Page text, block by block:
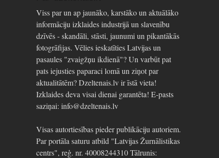
Viss par un ap jaunāko, karstāko un aktuālāko
informāciju izklaides industrijā un slavenību
dzīvēs - skandāli, stāsti, jaunumi un pikantākās
fotogrāfijas. Vēlies ieskatīties Latvijas un
pasaules "zvaigžņu ikdienā"? Un varbūt pat
pats iejusties paparaci lomā un ziņot par
aktualitātēm? Dzeltenais.lv ir īstā vieta!
Izklaides deva visai dienai garantēta! E-pasts
saziņai: info@dzeltenais.lv
Visas autortiesības pieder publikāciju autoriem.
Par portāla saturu atbild "Latvijas Žurnālistikas
centrs", reģ. nr. 40008244310 Tālrunis: